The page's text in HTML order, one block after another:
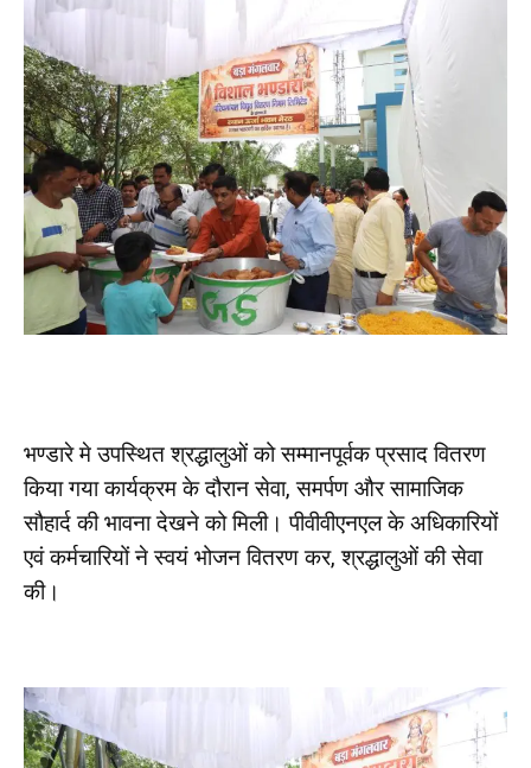
भण्डारे मे उपस्थित श्रद्धालुओं को सम्मानपूर्वक प्रसाद वितरण
किया गया कार्यक्रम के दौरान सेवा, समर्पण और सामाजिक
सौहार्द की भावना देखने को मिली। पीवीवीएनएल के अधिकारियों
एवं कर्मचारियों ने स्वयं भोजन वितरण कर, श्रद्धालुओं की सेवा
की।